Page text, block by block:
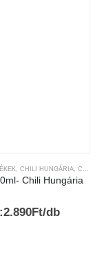
CHILI HUNGÁRIA CHILI TERMÉKEK
Chili Hungária
db